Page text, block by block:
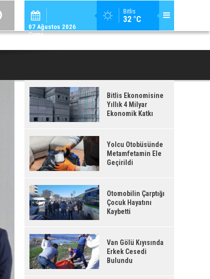
Bitlis
32 °C
07 Ağustos 2026
Cuma
ADİLCEVAZ /
ADILCEVAZ'DA KUDUZ VAKASI TESPIT EDILEN KÖY, KARANTINAYA
Bitlis Ekonomisine
Yıllık 4 Milyar
Ekonomik Katkı
Yolcu Otobüsünde
Metamfetamin Ele
Geçirildi
Otomobilin Çarptığı
Çocuk Hayatını
Kaybetti
Van Gölü Kıyısında
Erkek Cesedi
Bulundu